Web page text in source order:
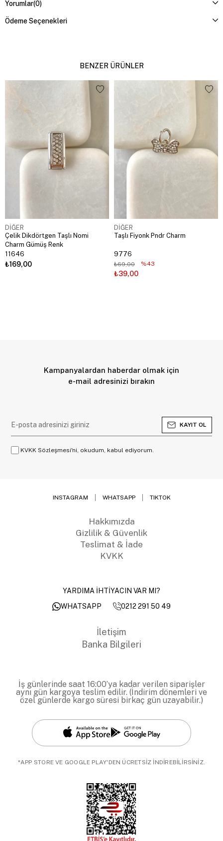
Yorumlar(0)
Ödeme Seçenekleri
BENZER ÜRÜNLER
DİĞER
Çelik Dikdörtgen Taşlı Nomi
Charm Gümüş Renk
11646
₺169,00
DİĞER
Taşlı Fiyonk Pndr Charm
9776
₺39,00
₺69,00 %43
Kampanyalardan haberdar olmak için
e-mail adresinizi bırakın
KAYIT OL
KVKK Sözleşmesi'ni, okudum, kabul ediyorum.
INSTAGRAM WHATSAPP TIKTOK
Hakkımızda
Gizlilik & Güvenlik
Teslimat & İade
KVKK
YARDIMA İHTİYACIN VAR MI?
WHATSAPP
0212 291 50 49
İletişim
Banka Bilgileri
İş günlerinde saat 16:00’ya kadar verilen siparişler
aynı gün kargoya teslim edilir. (İndirim dönemleri ve
özel günlerde kargo süresi birkaç gün uzayabilir.)
*APP STORE VE GOOGLE PLAY'DEN ÜCRETSİZ İNDİREBİLİRSİNİZ.